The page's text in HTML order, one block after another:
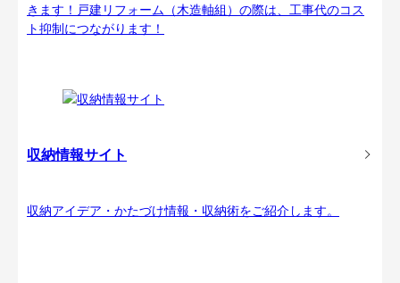
きます！戸建リフォーム（木造軸組）の際は、工事代のコス
ト抑制につながります！
収納情報サイト
収納アイデア・かたづけ情報・収納術をご紹介します。